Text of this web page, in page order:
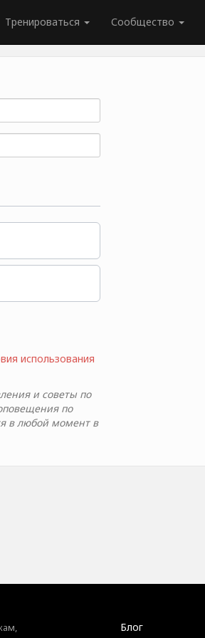
Тренироваться Сообщество
использования
и советы по
по
в любой момент в
Блог